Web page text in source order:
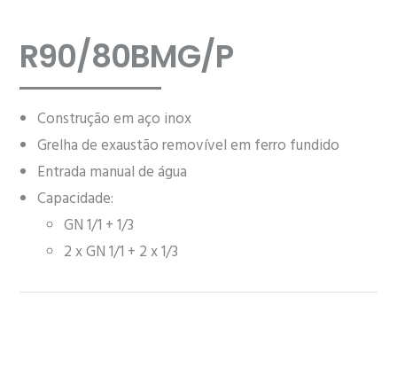
R90/80BMG/P
Construção em aço inox
Grelha de exaustão removível em ferro fundido
Entrada manual de água
Capacidade:
GN 1/1 + 1/3
2 x GN 1/1 + 2 x 1/3